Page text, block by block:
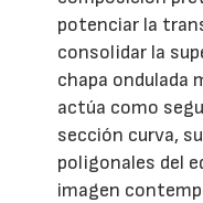
potenciar la
consolidar la
chapa ondulada
actúa como
sección curva,
poligonales del
imagen